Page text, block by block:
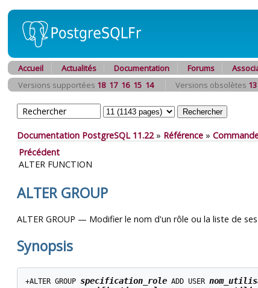
Accueil Actualités Documentation Forums
Versions supportées 18 17 16 15 14 Versions obsolètes 13
Documentation PostgreSQL 11.22» Référence »
Précédent
ALTER FUNCTION
ALTER GROUP
ALTER GROUP — Modifier le nom d'un rôle ou la liste de
Synopsis
+ALTER GROUP specification_role ADD USER